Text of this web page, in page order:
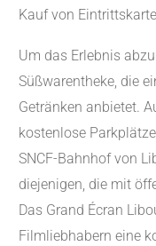
Kauf von
Um das Erlebnis
Süßwarentheke, die
Getränken anbietet.
kostenlose
SNCF-Bahnhof von
diejenigen, die mit
Das Grand Écran
Filmliebhabern eine